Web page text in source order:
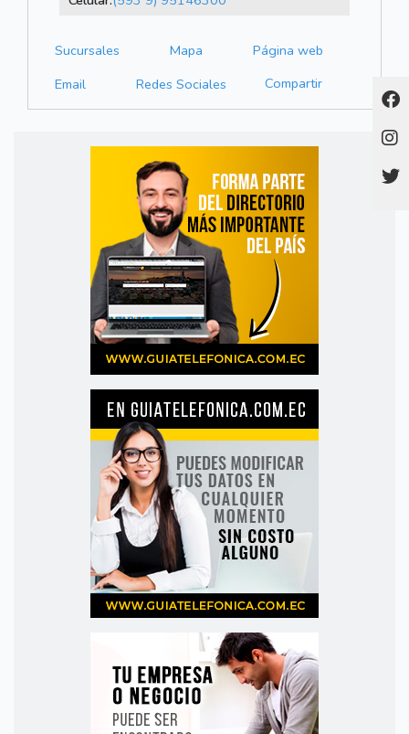
Sucursales Mapa
Página web
Email
Redes Sociales Compartir